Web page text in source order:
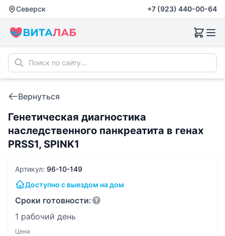
Северск +7 (923) 440-00-64
Вернуться
Генетическая диагностика
наследственного панкреатита в генах
PRSS1, SPINK1
Артикул: 96-10-149
Доступно с выездом на дом
Сроки готовности:
1 рабочий день
Цена